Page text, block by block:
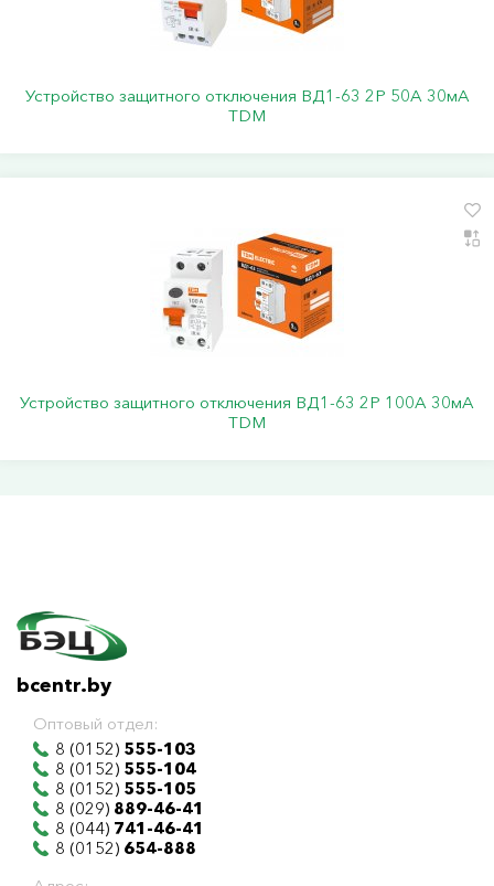
Устройство защитного отключения ВД1-63 2Р 50А 30мА
TDM
Устройство защитного отключения ВД1-63 2Р 100А 30мА
TDM
bcentr.by
Оптовый отдел:
8 (0152) 555-103
8 (0152) 555-104
8 (0152) 555-105
8 (029) 889-46-41
8 (044) 741-46-41
8 (0152) 654-888